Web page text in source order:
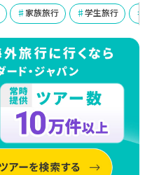
家族旅行 学生旅行